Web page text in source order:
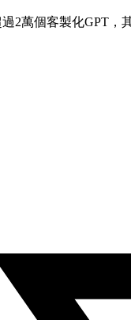
2萬個客製化GPT，